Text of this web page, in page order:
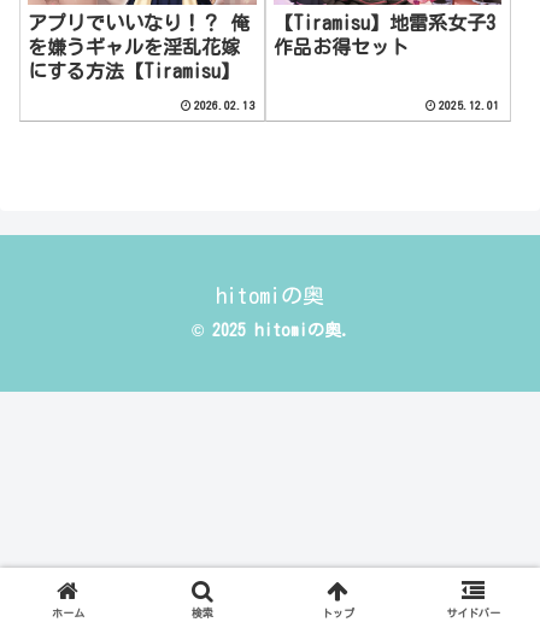
アプリでいいなり！？ 俺
を嫌うギャルを淫乱花嫁
にする方法【Tiramisu】
2026.02.13
【Tiramisu】地雷系女子3
作品お得セット
2025.12.01
hitomiの奥
© 2025 hitomiの奥.
ホーム 検索 トップ サイドバー